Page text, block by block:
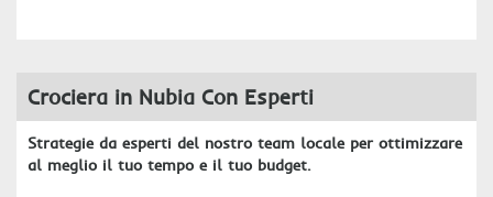
Crociera in Nubia Con Esperti
Strategie da esperti del nostro team locale per ottimizzare
al meglio il tuo tempo e il tuo budget.